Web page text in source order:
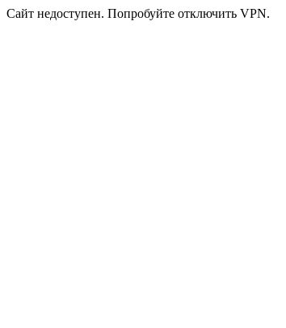
Сайт недоступен. Попробуйте отключить VPN.